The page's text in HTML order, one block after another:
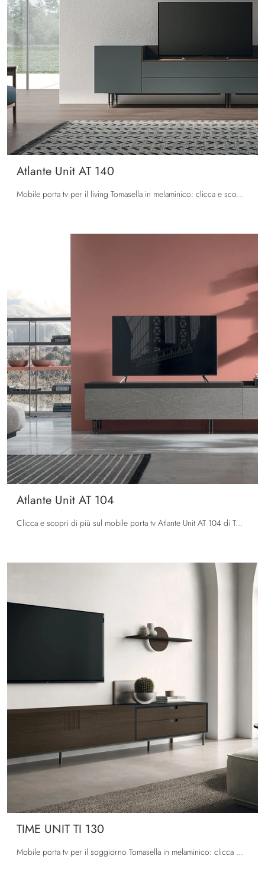
Atlante Unit AT 140
Mobile porta tv per il living Tomasella in melaminico: clicca e scopri di più sul modello Atlante Unit AT 140, pensato per spazi moderni.
Atlante Unit AT 104
Clicca e scopri di più sul mobile porta tv Atlante Unit AT 104 di Tomasella: realizzato in melaminico, è il prodotto perfetto per spazi moderni.
TIME UNIT TI 130
Mobile porta tv per il soggiorno Tomasella in melaminico: clicca e scopri di più sul modello TIME UNIT TI 130, perfetto per spazi moderni.